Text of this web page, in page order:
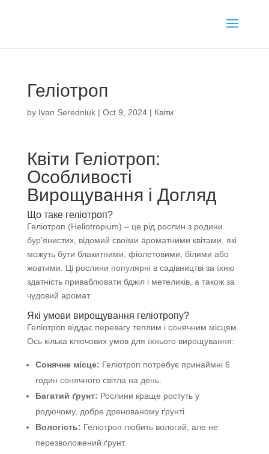
Геліотроп
by Ivan Seredniuk| Oct 9, 2024| Квіти
Квіти Геліотроп:
Особливості
Вирощування і Догляд
Що таке геліотроп?
Геліотроп (Heliotropium) – це рід рослин з родини
бур’янистих, відомий своїми ароматними квітами, які
можуть бути блакитними, фіолетовими, білими або
жовтими. Ці рослини популярні в садівництві за їхню
здатність приваблювати бджіл і метеликів, а також за
чудовий аромат.
Які умови вирощування геліотропу?
Геліотроп віддає перевагу теплим і сонячним місцям.
Ось кілька ключових умов для їхнього вирощування:
Сонячне місце: Геліотроп потребує принаймні 6
годин сонячного світла на день.
Багатий ґрунт: Рослини краще ростуть у
родючому, добре дренованому ґрунті.
Вологість: Геліотроп любить вологий, але не
перезволожений ґрунт.